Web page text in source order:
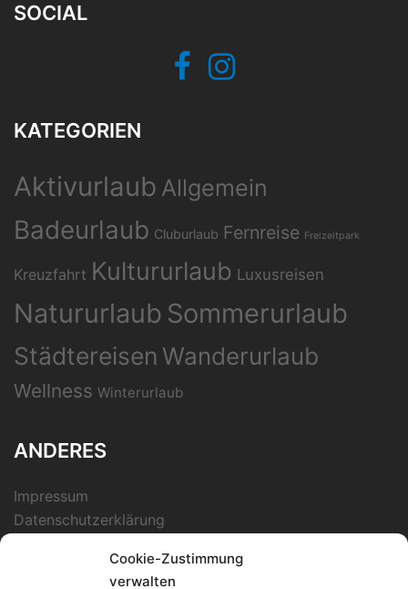
Cookie-Zustimmung
verwalten
SOCIAL
FacebookInstagram
KATEGORIEN
Aktivurlaub Allgemein
Badeurlaub Cluburlaub Fernreise Freizeitpark
Kreuzfahrt Kultururlaub Luxusreisen
Natururlaub Sommerurlaub
Städtereisen Wanderurlaub
Wellness Winterurlaub
ANDERES
Impressum
Datenschutzerklärung